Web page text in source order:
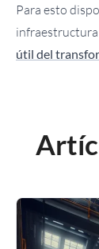
Para esto
infraestructura
útil del